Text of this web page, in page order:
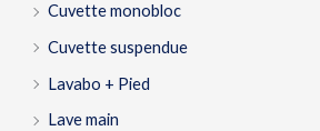
Cuvette monobloc
Cuvette suspendue
Lavabo + Pied
Lave main